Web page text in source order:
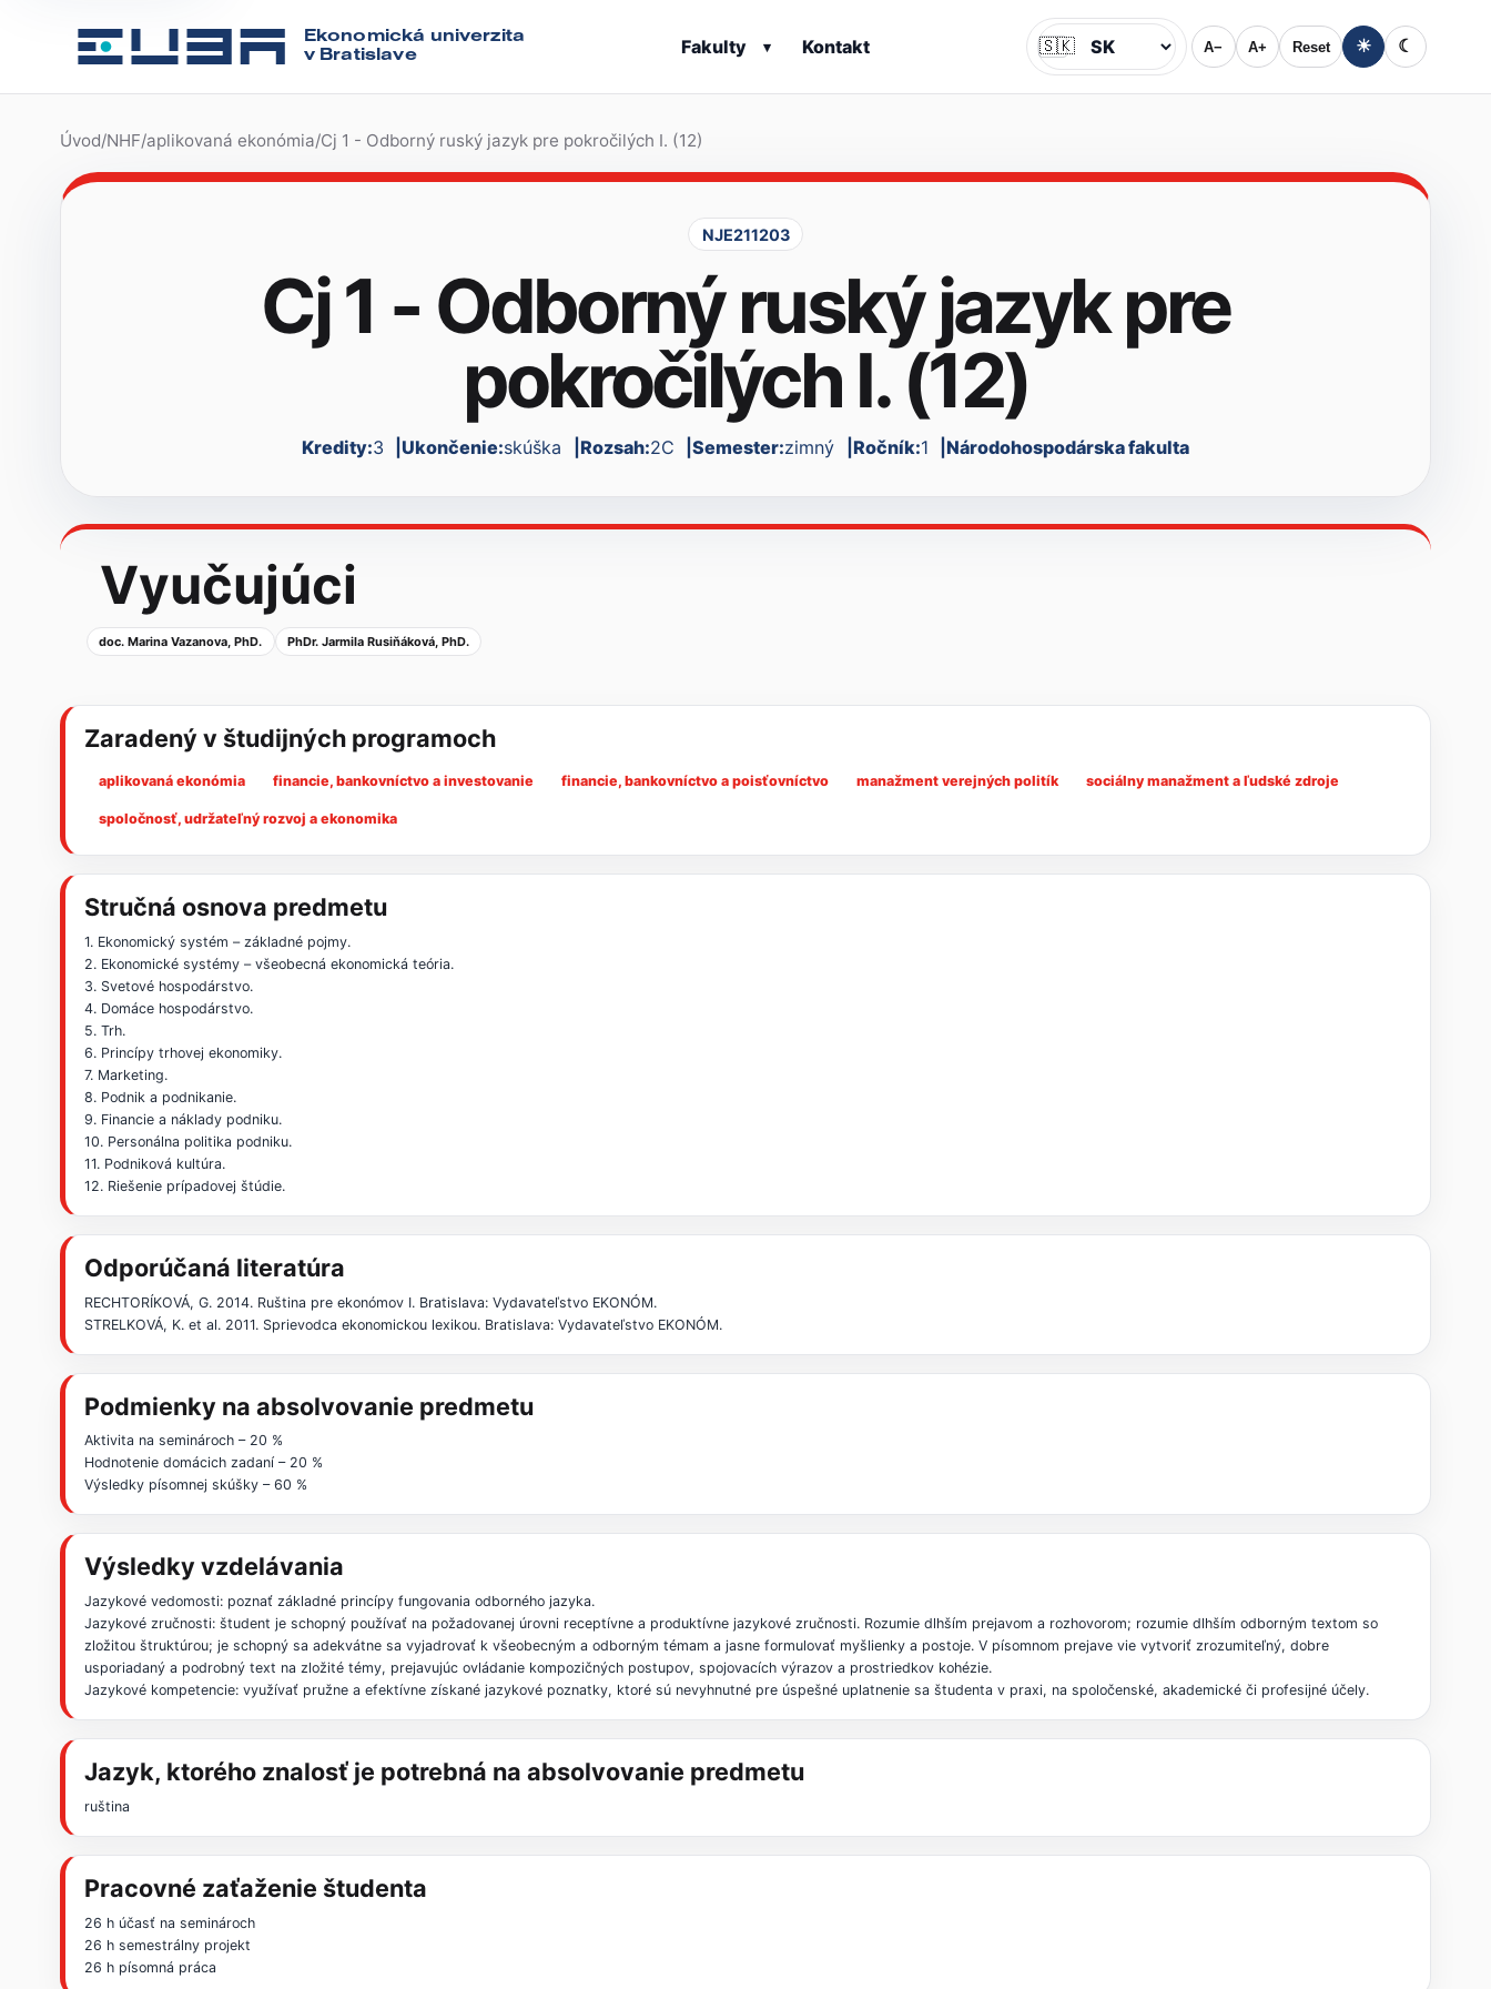
Ekonomická univerzita
v Bratislave
Fakulty ▾ Kontakt Jazyk
🇸🇰 A− A+ Reset ☀ ☾
Úvod/NHF/aplikovaná ekonómia/Cj 1 - Odborný ruský jazyk pre pokročilých I. (12)
NJE211203
Cj 1 - Odborný ruský jazyk pre
pokročilých I. (12)
Kredity:3 Ukončenie:skúška Rozsah:2C Semester:zimný Ročník:1 Národohospodárska fakulta
Vyučujúci
doc. Marina Vazanova, PhD. PhDr. Jarmila Rusiňáková, PhD.
Zaradený v študijných programoch
aplikovaná ekonómia financie, bankovníctvo a investovanie financie, bankovníctvo a poisťovníctvo manažment verejných politík sociálny manažment a ľudské zdroje
spoločnosť, udržateľný rozvoj a ekonomika
Stručná osnova predmetu
1. Ekonomický systém – základné pojmy.
2. Ekonomické systémy – všeobecná ekonomická teória.
3. Svetové hospodárstvo.
4. Domáce hospodárstvo.
5. Trh.
6. Princípy trhovej ekonomiky.
7. Marketing.
8. Podnik a podnikanie.
9. Financie a náklady podniku.
10. Personálna politika podniku.
11. Podniková kultúra.
12. Riešenie prípadovej štúdie.
Odporúčaná literatúra
RECHTORÍKOVÁ, G. 2014. Ruština pre ekonómov I. Bratislava: Vydavateľstvo EKONÓM.
STRELKOVÁ, K. et al. 2011. Sprievodca ekonomickou lexikou. Bratislava: Vydavateľstvo EKONÓM.
Podmienky na absolvovanie predmetu
Aktivita na seminároch – 20 %
Hodnotenie domácich zadaní – 20 %
Výsledky písomnej skúšky – 60 %
Výsledky vzdelávania
Jazykové vedomosti: poznať základné princípy fungovania odborného jazyka.
Jazykové zručnosti: študent je schopný používať na požadovanej úrovni receptívne a produktívne jazykové zručnosti. Rozumie dlhším prejavom a rozhovorom; rozumie dlhším odborným textom so
zložitou štruktúrou; je schopný sa adekvátne sa vyjadrovať k všeobecným a odborným témam a jasne formulovať myšlienky a postoje. V písomnom prejave vie vytvoriť zrozumiteľný, dobre
usporiadaný a podrobný text na zložité témy, prejavujúc ovládanie kompozičných postupov, spojovacích výrazov a prostriedkov kohézie.
Jazykové kompetencie: využívať pružne a efektívne získané jazykové poznatky, ktoré sú nevyhnutné pre úspešné uplatnenie sa študenta v praxi, na spoločenské, akademické či profesijné účely.
Jazyk, ktorého znalosť je potrebná na absolvovanie predmetu
ruština
Pracovné zaťaženie študenta
26 h účasť na seminároch
26 h semestrálny projekt
26 h písomná práca